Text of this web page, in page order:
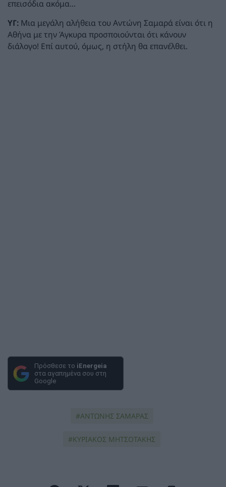
επεισόδια ακόμα...
ΥΓ: Μια μεγάλη αλήθεια του Αντώνη Σαμαρά είναι ότι η
Αθήνα με την Άγκυρα προσποιούνται ότι κάνουν
διάλογο! Επί αυτού, όμως, η στήλη θα επανέλθει.
Πρόσθεσε το iEnergeia
στα αγαπημένα σου στη
Google
ΑΝΤΩΝΗΣ ΣΑΜΑΡΑΣ
ΚΥΡΙΑΚΟΣ ΜΗΤΣΟΤΑΚΗΣ